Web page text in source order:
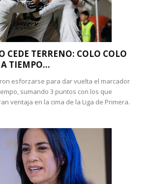
CEDE TERRENO: COLO COLO
TIEMPO...
esforzarse para dar vuelta el marcador
sumando 3 puntos con los que
ventaja en la cima de la Liga de Primera.